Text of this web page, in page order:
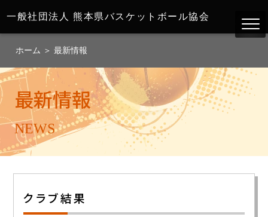
一般社団法人 熊本県バスケットボール協会
ホーム ＞ 最新情報
最新情報
NEWS
クラブ結果